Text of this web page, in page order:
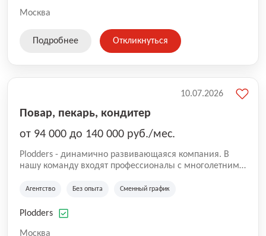
Москва
Подробнее Откликнуться
Повар, пекарь, кондитер
от 94 000 до 140 000 руб./мес.
Plodders - динамично развивающаяся компания. В
нашу команду входят профессионалы с многолетним
на рынке аутсорсинга, а накопленный опыт позволяют
оказываемых услуг.
Агентство Без опыта Сменный график
Plodders
Москва
10.07.2026